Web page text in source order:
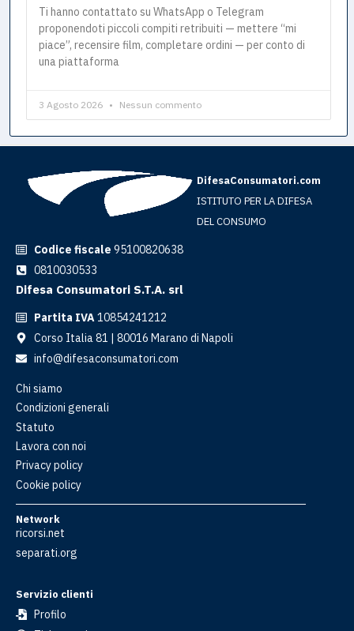
Ti hanno contattato su WhatsApp o Telegram
proponendoti piccoli compiti retribuiti — mettere “mi
piace”, recensire film, completare ordini — per conto di
una piattaforma
3 Agosto 2026 Nessun commento
DifesaConsumatori.com
ISTITUTO PER LA DIFESA
DEL CONSUMO
Codice fiscale 95100820638
0810030533
Difesa Consumatori S.T.A. srl
Partita IVA10854241212
Corso Italia 81 | 80016 Marano di Napoli
info@difesaconsumatori.com
Chi siamo
Condizioni generali
Statuto
Lavora con noi
Privacy policy
Cookie policy
Network
ricorsi.net
separati.org
Servizio clienti
Profilo